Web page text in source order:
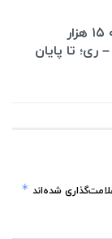
امتداد شبکه خطوط لوله انتقال به ۱۵ هزار
ری؛ تا پایان
شده‌اند *